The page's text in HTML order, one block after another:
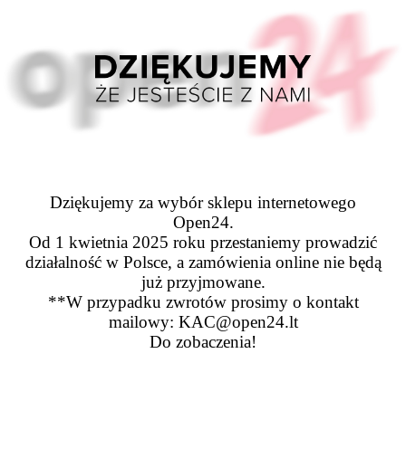
Dziękujemy za wybór sklepu internetowego
Open24.
Od 1 kwietnia 2025 roku przestaniemy prowadzić
działalność w Polsce, a zamówienia online nie będą
już przyjmowane.
**W przypadku zwrotów prosimy o kontakt
mailowy: KAC@open24.lt
Do zobaczenia!